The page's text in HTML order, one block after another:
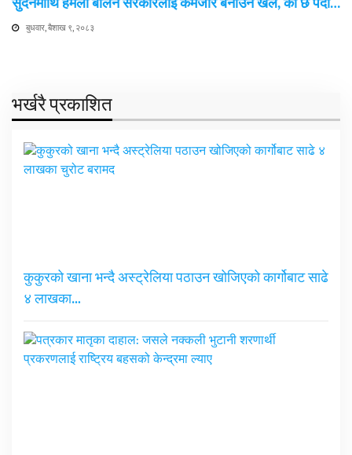
बुधवार, बैशाख ९, २०८३
भर्खरै प्रकाशित
कुकुरको खाना भन्दै अस्ट्रेलिया पठाउन खोजिएको कार्गोबाट साढे
४ लाखका…